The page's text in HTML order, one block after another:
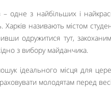
– одне з найбільших і
Харків називають містом
одружитися тут,
з вибору майданчика.
ідеального місця для
молодятам перед